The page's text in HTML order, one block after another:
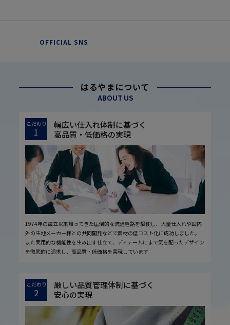
OFFICIAL SNS
はるやまについて
ABOUT US
こだわり
1
幅広い仕入れ体制に基づく
高品質・低価格の実現
1974年の設立以来培ってきた圧倒的な流通経路を駆使し、大量仕入れや国内
外の生地メーカー様との共同開発などで素材の低コスト化に成功しました。
また実用的な機能性を生み出す仕立て、ディテールにまで気を配ったデザイン
を徹底的に追求し、高品質・低価格を実現しています
こだわり
2
厳しい品質管理体制に基づく
安心の実現